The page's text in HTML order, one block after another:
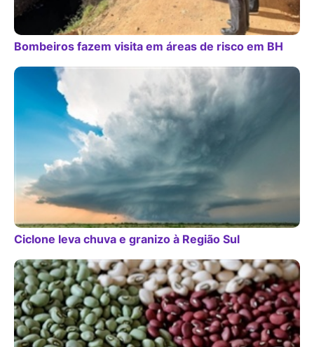
Bombeiros fazem visita em áreas de risco em BH
Ciclone leva chuva e granizo à Região Sul